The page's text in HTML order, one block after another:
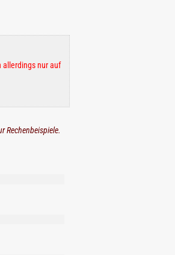
allerdings nur auf
Rechenbeispiele.